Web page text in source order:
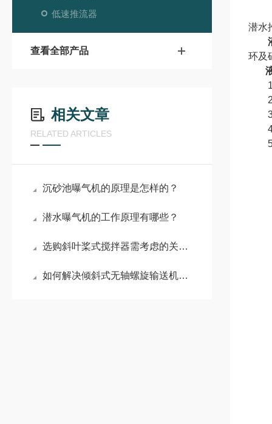
低速推流器
查看全部产品
相关文章
RELATED ARTICLES
沉砂池曝气机的原理是怎样的？
潜水曝气机的工作原理有哪些？
选购斜叶桨式搅拌器需考虑的关键因素
如何解决倾斜式无轴螺旋输送机的常见故障
潜水
环及
2.
3.
4.
5.